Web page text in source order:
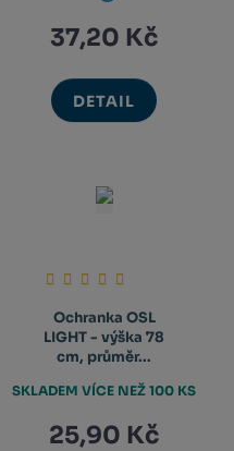
37,20 Kč
DETAIL
Ochranka OSL
LIGHT - výška 78
cm, průměr...
25,90 Kč
SKLADEM VÍCE NEŽ 100 KS